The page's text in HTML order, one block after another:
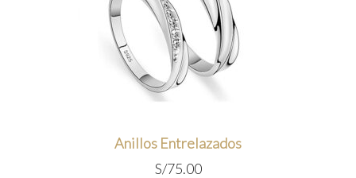
Anillos Entrelazados
S/75.00